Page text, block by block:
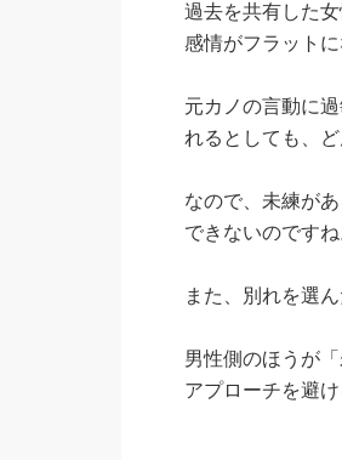
過去を共有した
感情がフラット
元カノの言動に
れるとしても、
なので、未練が
できないのですね
また、別れを選
男性側のほうが
アプローチを避